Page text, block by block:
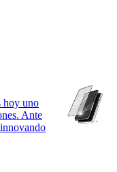
hoy uno
Ante